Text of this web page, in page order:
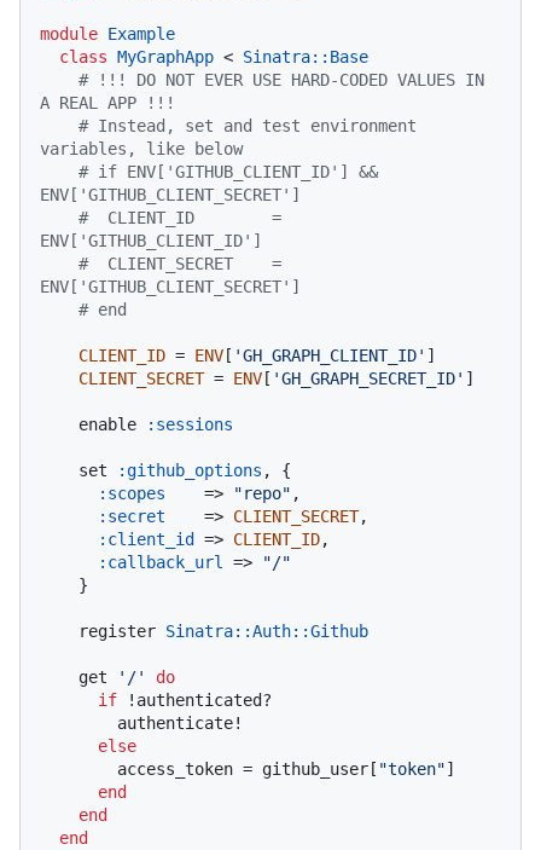
module Example
class MyGraphApp < Sinatra::Base
# !!! DO NOT EVER USE HARD-CODED VALUES IN
A REAL APP !!!
# Instead, set and test environment
variables, like below
# if ENV['GITHUB_CLIENT_ID'] &&
ENV['GITHUB_CLIENT_SECRET']
#  CLIENT_ID        =
ENV['GITHUB_CLIENT_ID']
#  CLIENT_SECRET    =
ENV['GITHUB_CLIENT_SECRET']
# end
CLIENT_ID = ENV [ 'GH_GRAPH_CLIENT_ID' ]
CLIENT_SECRET = ENV [ 'GH_GRAPH_SECRET_ID' ]
    enable
:sessions
    set
:github_options , {
:scopes
    =>
"repo" ,
:secret
    =>
CLIENT_SECRET,
:client_id
=> CLIENT_ID,
:callback_url
=>
"/"
    register
Sinatra: :Auth: :Github
    get
'/'
do
if !authenticated?
else
        access_token = github_user[
"token"]
end
end
end